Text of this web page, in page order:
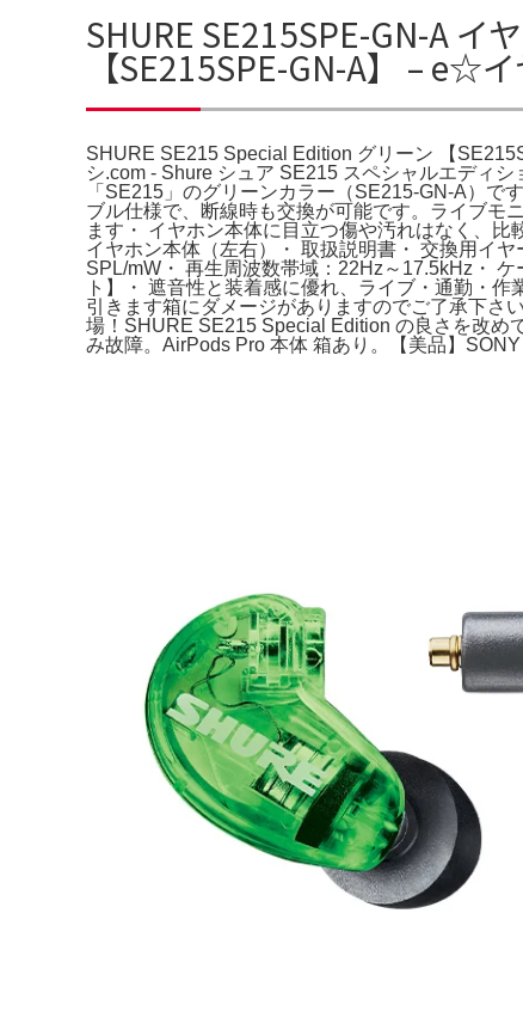
SHURE SE215SPE-GN-A
【SE215SPE-GN-A】 – e☆
SHURE SE215 Special Edition グリーン 【
シ.com - Shure シュア SE215 スペシャルエディ
「SE215」のグリーンカラー（SE215-GN-A）
ブル仕様で、断線時も交換が可能です。ライブモ
ます・ イヤホン本体に目立つ傷や汚れはなく、
イヤホン本体（左右）・ 取扱説明書・ 交換用イ
SPL/mW・ 再生周波数帯域：22Hz～17.5kHz・
ト】・ 遮音性と装着感に優れ、ライブ・通勤・
引きます箱にダメージがありますのでご了承下さ
場！SHURE SE215 Special Edition の良さを改め
み故障。AirPods Pro 本体 箱あり。【美品】